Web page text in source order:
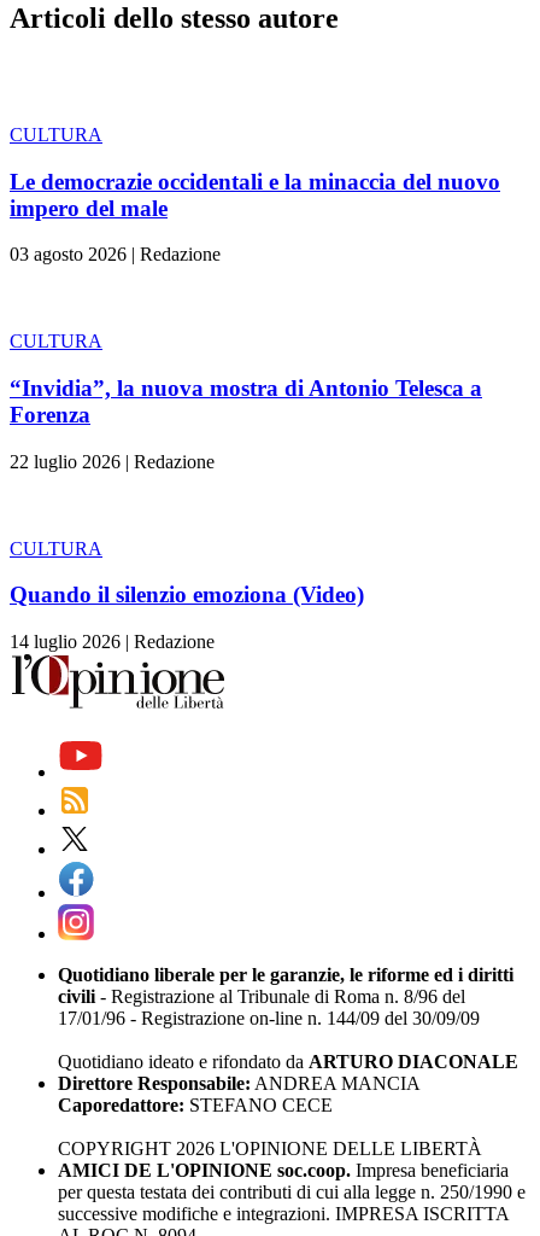
Articoli dello stesso autore
CULTURA
Le democrazie occidentali e la minaccia del nuovo
impero del male
03 agosto 2026 | Redazione
CULTURA
“Invidia”, la nuova mostra di Antonio Telesca a
Forenza
22 luglio 2026 | Redazione
CULTURA
Quando il silenzio emoziona (Video)
14 luglio 2026 | Redazione
Quotidiano liberale per le garanzie, le riforme ed i diritti
civili - Registrazione al Tribunale di Roma n. 8/96 del
17/01/96 - Registrazione on-line n. 144/09 del 30/09/09
Quotidiano ideato e rifondato da ARTURO DIACONALE
Direttore Responsabile: ANDREA MANCIA
Caporedattore: STEFANO CECE
COPYRIGHT 2026 L'OPINIONE DELLE LIBERTÀ
AMICI DE L'OPINIONE soc.coop. Impresa beneficiaria
per questa testata dei contributi di cui alla legge n. 250/1990 e
successive modifiche e integrazioni. IMPRESA ISCRITTA